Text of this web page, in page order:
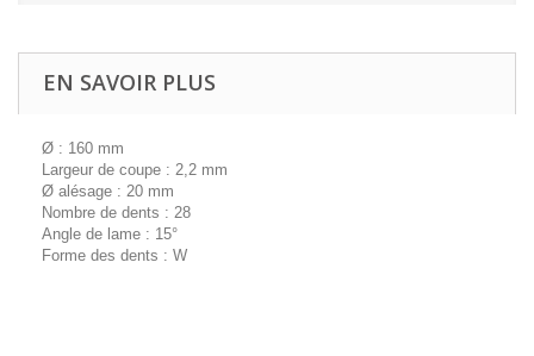
EN SAVOIR PLUS
Ø : 160 mm
Largeur de coupe : 2,2 mm
Ø alésage : 20 mm
Nombre de dents : 28
Angle de lame : 15°
Forme des dents : W